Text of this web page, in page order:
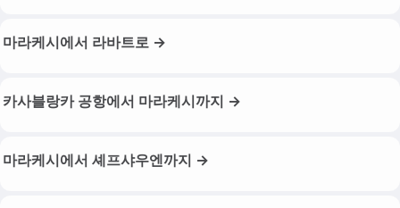
마라케시에서 라바트로 →
카사블랑카 공항에서 마라케시까지 →
마라케시에서 셰프샤우엔까지 →